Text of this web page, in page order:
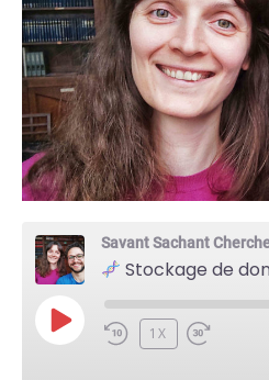
Savant Sachant
Stockage de données sur
PLAY
EPISODE
1X